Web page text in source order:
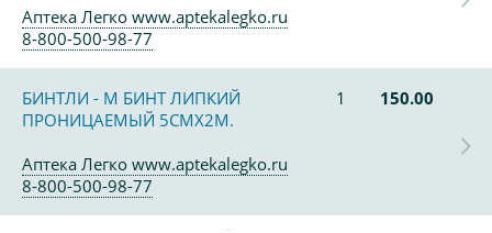
Аптека Легко www.aptekalegko.ru
8-800-500-98-77
БИНТЛИ - М БИНТ ЛИПКИЙ
ПРОНИЦАЕМЫЙ 5СМХ2М.
1 150.00
Аптека Легко www.aptekalegko.ru
8-800-500-98-77